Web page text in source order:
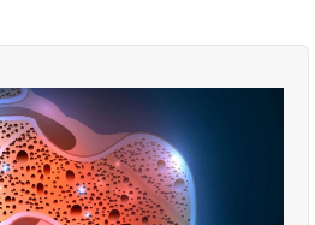
- мужчинам и женщинам старше 50 лет,
и после его завершения, женщинам
с ранней менопаузой,
применяющим гормональные,
препараты и ряд других лекарств,